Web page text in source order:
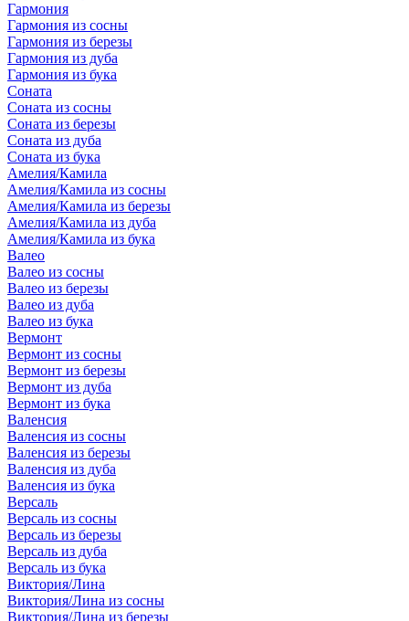
Гармония
Гармония из сосны
Гармония из березы
Гармония из дуба
Гармония из бука
Соната
Соната из сосны
Соната из березы
Соната из дуба
Соната из бука
Амелия/Камила
Амелия/Камила из сосны
Амелия/Камила из березы
Амелия/Камила из дуба
Амелия/Камила из бука
Валео
Валео из сосны
Валео из березы
Валео из дуба
Валео из бука
Вермонт
Вермонт из сосны
Вермонт из березы
Вермонт из дуба
Вермонт из бука
Валенсия
Валенсия из сосны
Валенсия из березы
Валенсия из дуба
Валенсия из бука
Версаль
Версаль из сосны
Версаль из березы
Версаль из дуба
Версаль из бука
Виктория/Лина
Виктория/Лина из сосны
Виктория/Лина из березы